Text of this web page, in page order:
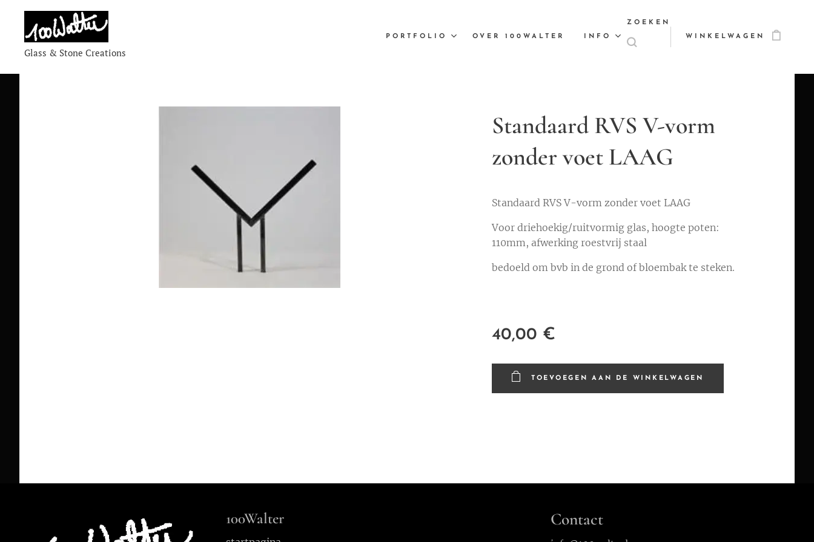
Glass & Stone Creations
PORTFOLIO OVER 100WALTER INFO
ZOEKEN
WINKELWAGEN
Standaard RVS V-vorm
zonder voet LAAG
Standaard RVS V-vorm zonder voet LAAG
Voor driehoekig/ruitvormig glas, hoogte poten:
110mm, afwerking roestvrij staal
bedoeld om bvb in de grond of bloembak te steken.
40,00 €
TOEVOEGEN AAN DE WINKELWAGEN
100Walter Contact